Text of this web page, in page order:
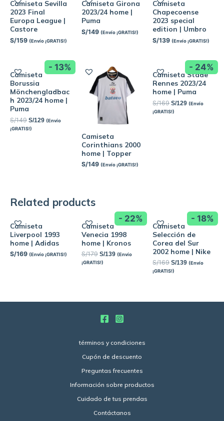
Camiseta Sevilla
2023 Final
Europa League |
Castore
S/159 (Envío ¡GRATIS!)
Camiseta Girona
2023/24 home |
Puma
S/149 (Envío ¡GRATIS!)
Camiseta
Chapecoense
2023 special
edition | Umbro
S/139 (Envío ¡GRATIS!)
- 13%
Camiseta
Borussia
Mönchengladbac
h 2023/24 home |
Puma
S/149 S/129 (Envío
¡GRATIS!)
Camiseta
Corinthians 2000
home | Topper
S/149 (Envío ¡GRATIS!)
- 24%
Camiseta Stade
Rennes 2023/24
home | Puma
S/169 S/129 (Envío
¡GRATIS!)
Related products
Camiseta
Liverpool 1993
home | Adidas
S/169 (Envío ¡GRATIS!)
- 22%
Camiseta
Venecia 1998
home | Kronos
S/179 S/139 (Envío
¡GRATIS!)
- 18%
Camiseta
Selección de
Corea del Sur
2002 home | Nike
S/169 S/139 (Envío
¡GRATIS!)
términos y condiciones
Cupón de descuento
Preguntas frecuentes
Información sobre productos
Cuidado de tus prendas
Contáctanos